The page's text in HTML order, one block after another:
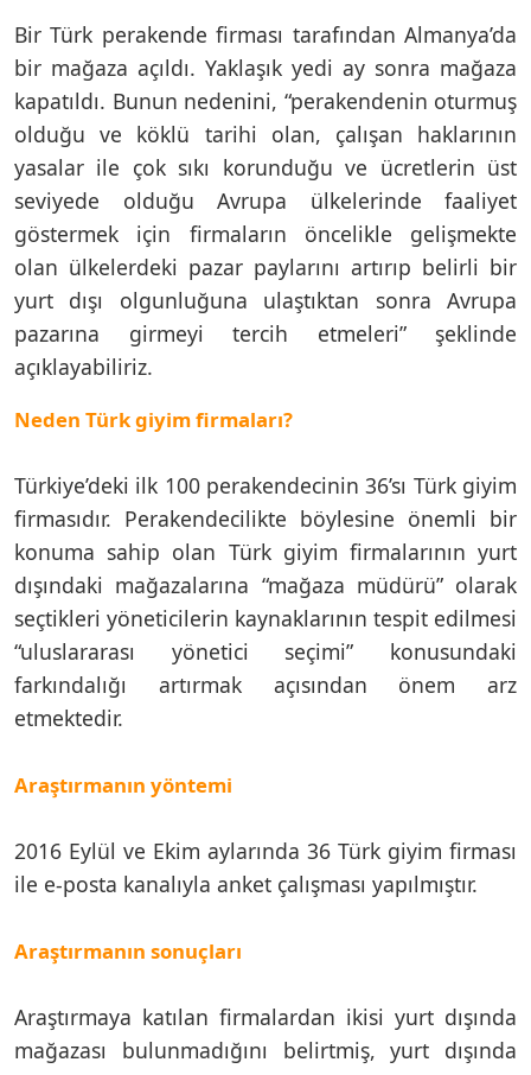
Bir Türk perakende firması tarafından Almanya’da
bir mağaza açıldı. Yaklaşık yedi ay sonra mağaza
kapatıldı. Bunun nedenini, “perakendenin oturmuş
olduğu ve köklü tarihi olan, çalışan haklarının
yasalar ile çok sıkı korunduğu ve ücretlerin üst
seviyede olduğu Avrupa ülkelerinde faaliyet
göstermek için firmaların öncelikle gelişmekte
olan ülkelerdeki pazar paylarını artırıp belirli bir
yurt dışı olgunluğuna ulaştıktan sonra Avrupa
pazarına girmeyi tercih etmeleri” şeklinde
açıklayabiliriz.
Neden Türk giyim firmaları?
Türkiye’deki ilk 100 perakendecinin 36’sı Türk giyim
firmasıdır. Perakendecilikte böylesine önemli bir
konuma sahip olan Türk giyim firmalarının yurt
dışındaki mağazalarına “mağaza müdürü” olarak
seçtikleri yöneticilerin kaynaklarının tespit edilmesi
“uluslararası yönetici seçimi” konusundaki
farkındalığı artırmak açısından önem arz
etmektedir.
Araştırmanın yöntemi
2016 Eylül ve Ekim aylarında 36 Türk giyim firması
ile e-posta kanalıyla anket çalışması yapılmıştır.
Araştırmanın sonuçları
Araştırmaya katılan firmalardan ikisi yurt dışında
mağazası bulunmadığını belirtmiş, yurt dışında